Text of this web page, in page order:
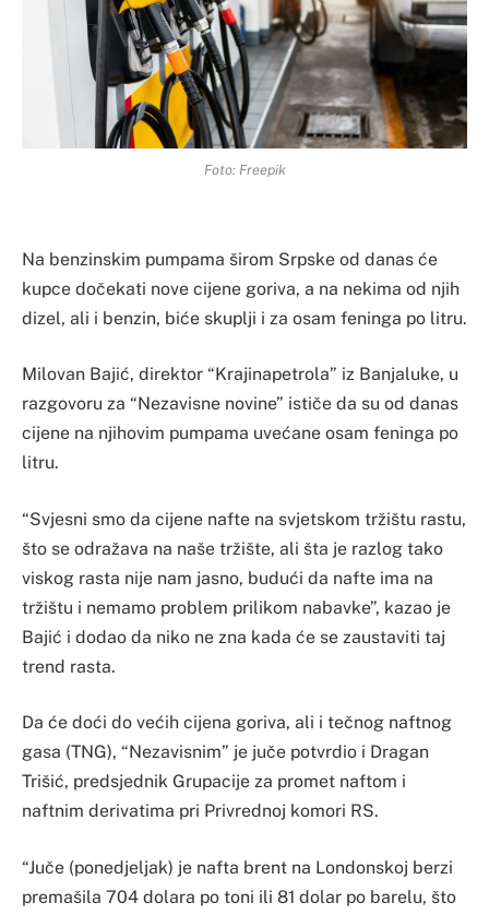
Foto: Freepik
Na benzinskim pumpama širom Srpske od danas će
kupce dočekati nove cijene goriva, a na nekima od njih
dizel, ali i benzin, biće skuplji i za osam feninga po litru.
Milovan Bajić, direktor “Krajinapetrola” iz Banjaluke, u
razgovoru za “Nezavisne novine” ističe da su od danas
cijene na njihovim pumpama uvećane osam feninga po
litru.
“Svjesni smo da cijene nafte na svjetskom tržištu rastu,
što se odražava na naše tržište, ali šta je razlog tako
viskog rasta nije nam jasno, budući da nafte ima na
tržištu i nemamo problem prilikom nabavke”, kazao je
Bajić i dodao da niko ne zna kada će se zaustaviti taj
trend rasta.
Da će doći do većih cijena goriva, ali i tečnog naftnog
gasa (TNG), “Nezavisnim” je juče potvrdio i Dragan
Trišić, predsjednik Grupacije za promet naftom i
naftnim derivatima pri Privrednoj komori RS.
“Juče (ponedjeljak) je nafta brent na Londonskoj berzi
premašila 704 dolara po toni ili 81 dolar po barelu, što